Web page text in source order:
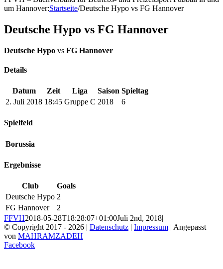
um Hannover:Startseite/Deutsche Hypo vs FG Hannover
Deutsche Hypo vs FG Hannover
Deutsche Hypo vs FG Hannover
Details
Datum Zeit Liga Saison Spieltag
2. Juli 2018 18:45 Gruppe C 2018 6
Spielfeld
Borussia
Ergebnisse
Club
Goals
Deutsche Hypo 2
FG Hannover
2
FFVH2018-05-28T18:28:07+01:00Juli 2nd, 2018|
© Copyright 2017 - 2026 | Datenschutz | Impressum | Angepasst
von MAHRAMZADEH
Facebook